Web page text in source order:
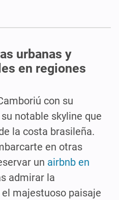
urbanas y
en regiones
con su
notable skyline que
la costa brasileña.
en otras
un airbnb en
admirar la
majestuoso paisaje